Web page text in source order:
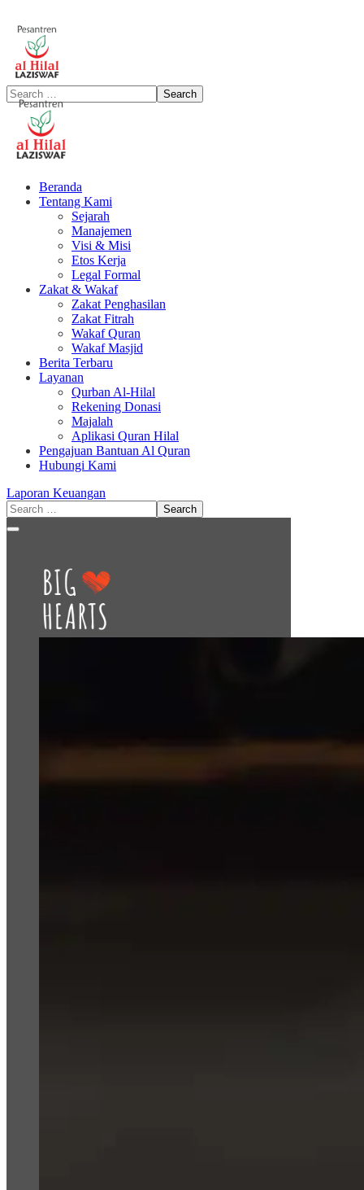
Beranda
Tentang Kami
Sejarah
Manajemen
Visi & Misi
Etos Kerja
Legal Formal
Zakat & Wakaf
Zakat Penghasilan
Zakat Fitrah
Wakaf Quran
Wakaf Masjid
Berita Terbaru
Layanan
Qurban Al-Hilal
Rekening Donasi
Majalah
Aplikasi Quran Hilal
Pengajuan Bantuan Al Quran
Hubungi Kami
Laporan Keuangan